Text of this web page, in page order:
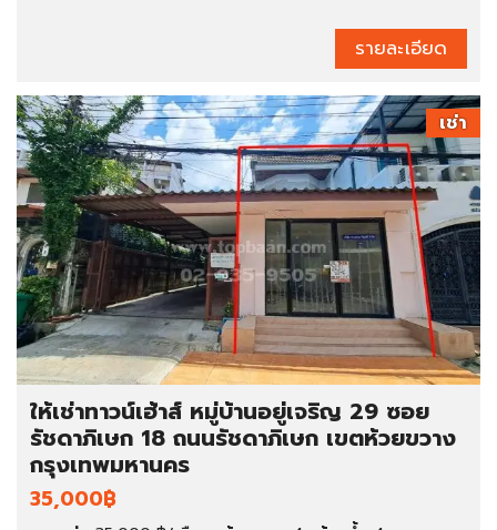
รายละเอียด
เช่า
ให้เช่าทาวน์เฮ้าส์ หมู่บ้านอยู่เจริญ 29 ซอย
รัชดาภิเษก 18 ถนนรัชดาภิเษก เขตห้วยขวาง
กรุงเทพมหานคร
35,000฿